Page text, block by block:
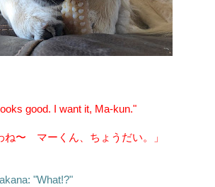
good. I want it, Ma-kun."
ね〜 マーくん、ちょうだい。」
"What!?"